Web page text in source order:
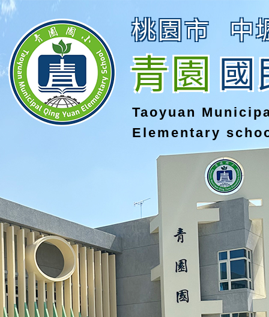
桃園市 中
青園國
Taoyuan
Elementary